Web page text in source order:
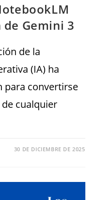
Gemini 3
de la
(IA) ha
para convertirse
cualquier
30 DE DICIEMBRE DE 2025